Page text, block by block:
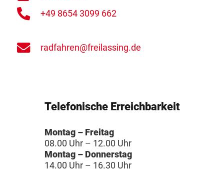
+49 8654 3099 662
radfahren@freilassing.de
Telefonische Erreichbarkeit
Montag – Freitag
08.00 Uhr – 12.00 Uhr
Montag – Donnerstag
14.00 Uhr – 16.30 Uhr